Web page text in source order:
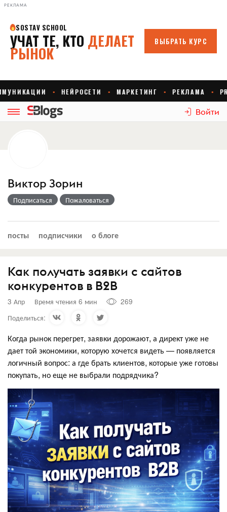
РЕКЛАМА
Войти
Виктор Зорин
Подписаться Пожаловаться
посты подписчики о блоге
Как получать заявки с сайтов
конкурентов в B2B
3 Апр Время чтения 6 мин
269
Поделиться:
Когда рынок перегрет, заявки дорожают, а директ уже не
дает той экономики, которую хочется видеть — появляется
логичный вопрос: а где брать клиентов, которые уже готовы
покупать, но еще не выбрали подрядчика?